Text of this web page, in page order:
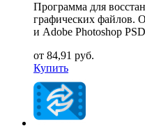
Программа для
графических файлов.
и Adobe Photoshop
от 84,91 руб.
Купить